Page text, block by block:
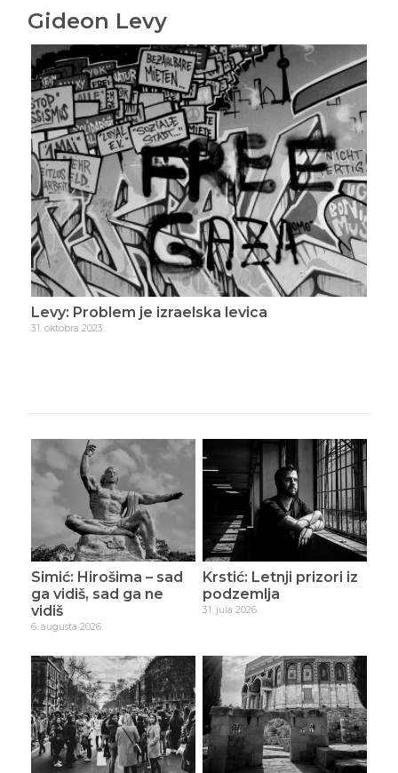
Gideon Levy
Levy: Problem je izraelska levica
31. oktobra 2023.
Simić: Hirošima – sad
ga vidiš, sad ga ne
vidiš
6. augusta 2026.
Krstić: Letnji prizori iz
podzemlja
31. jula 2026.